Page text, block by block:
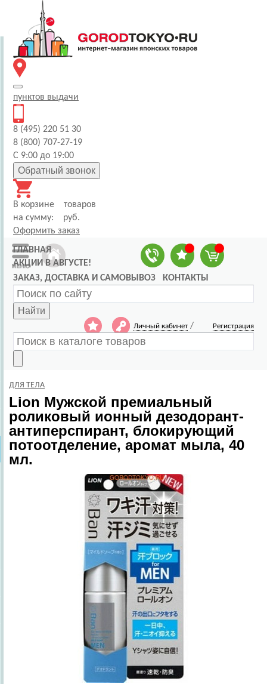
пунктов выдачи
8 (495) 220 51 30
8 (800) 707-27-19
С 9:00 до 19:00
Обратный звонок
В корзине
товаров
на сумму:
руб.
Оформить заказ
ГЛАВНАЯ
АКЦИИ В АВГУСТЕ!
ЗАКАЗ, ДОСТАВКА И САМОВЫВОЗ
КОНТАКТЫ
Найти
Личный кабинет / Регистрация
ДЛЯ ТЕЛА
Lion Мужской премиальный
роликовый ионный дезодорант-
антиперспирант, блокирующий
потоотделение, аромат мыла, 40
мл.